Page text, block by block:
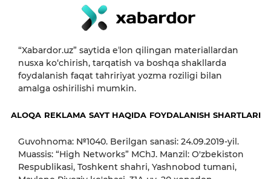
“Xabardor.uz” saytida eʼlon qilingan materiallardan
nusxa ko‘chirish, tarqatish va boshqa shakllarda
foydalanish faqat tahririyat yozma roziligi bilan
amalga oshirilishi mumkin.
ALOQA REKLAMA SAYT HAQIDA FOYDALANISH SHARTLARI
Guvohnoma: №1040. Berilgan sanasi: 24.09.2019-yil.
Muassis: “High Networks” MChJ. Manzil: O'zbekiston
Respublikasi, Toshkent shahri, Yashnobod tumani,